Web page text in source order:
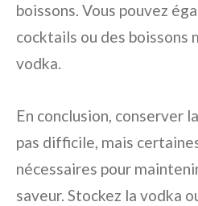
boissons. Vous pouvez
cocktails ou des boissons
vodka.
En conclusion, conserver
pas difficile, mais
nécessaires pour
saveur. Stockez la vodka